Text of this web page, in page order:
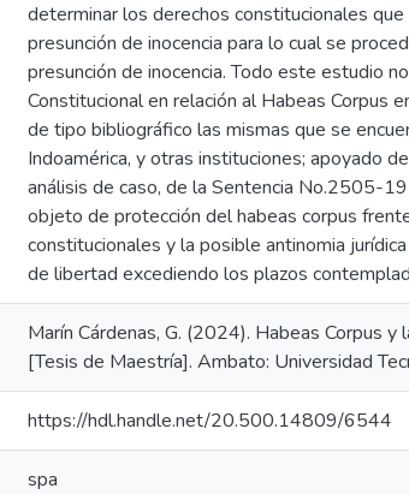
determinar los derechos constitucionales
presunción de inocencia para lo cual se
presunción de inocencia. Todo este estudio
Constitucional en relación al Habeas
de tipo bibliográfico las mismas que se
Indoamérica, y otras instituciones; apoyado
análisis de caso, de la Sentencia No.2505-
objeto de protección del habeas corpus
constitucionales y la posible antinomia
de libertad excediendo los plazos
Marín Cárdenas, G. (2024). Habeas Corpus
[Tesis de Maestría]. Ambato: Universidad
https://hdl.handle.net/20.500.14809/6544
spa